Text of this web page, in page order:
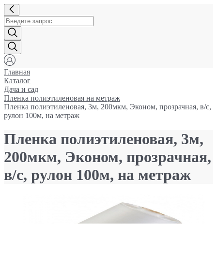
Главная
Каталог
Дача и сад
Пленка полиэтиленовая на метраж
Пленка полиэтиленовая, 3м, 200мкм, Эконом, прозрачная, в/с,
рулон 100м, на метраж
Пленка полиэтиленовая, 3м,
200мкм, Эконом, прозрачная,
в/с, рулон 100м, на метраж